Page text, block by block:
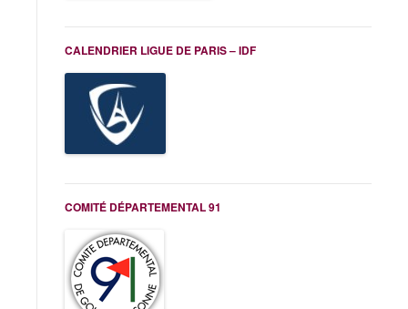
CALENDRIER LIGUE DE PARIS – IDF
COMITÉ DÉPARTEMENTAL 91